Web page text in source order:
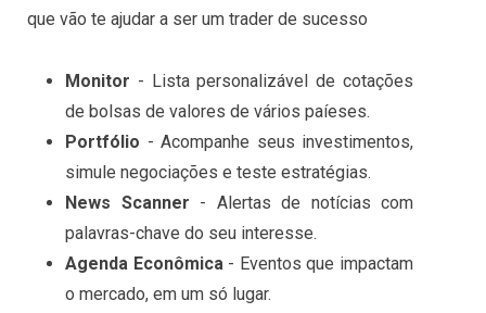
que vão te ajudar a ser um trader de sucesso
Monitor - Lista personalizável de cotações
de bolsas de valores de vários paíeses.
Portfólio - Acompanhe seus investimentos,
simule negociações e teste estratégias.
News Scanner - Alertas de notícias com
palavras-chave do seu interesse.
Agenda Econômica- Eventos que impactam
o mercado, em um só lugar.